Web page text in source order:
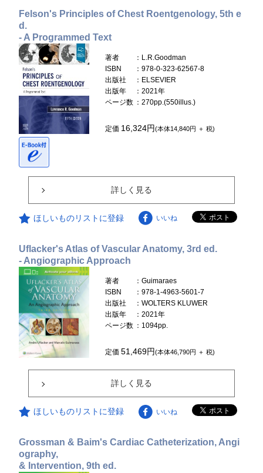
Felson's Principles of Chest Roentgenology, 5th e
d.
- A Programmed Text
著者
：L.R.Goodman
ISBN
：978-0-323-62567-8
出版社
：ELSEVIER
出版年
：2021年
ページ数 ：270pp.(550illus.)
定価 16,324円(本体14,840円 ＋ 税)
詳しく見る
ほしいものリストに登録 いいね
Uflacker's Atlas of Vascular Anatomy, 3rd ed.
- Angiographic Approach
著者
：Guimaraes
ISBN
：978-1-4963-5601-7
出版社
：WOLTERS KLUWER
出版年
：2021年
ページ数 ：1094pp.
定価51,469円(本体46,790円 ＋ 税)
詳しく見る
ほしいものリストに登録 いいね
Grossman & Baim's Cardiac Catheterization, Angi
ography,
& Intervention, 9th ed.